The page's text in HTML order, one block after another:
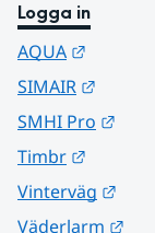
Logga in
AQUA
SIMAIR
SMHI Pro
Timbr
Vinterväg
Väderlarm